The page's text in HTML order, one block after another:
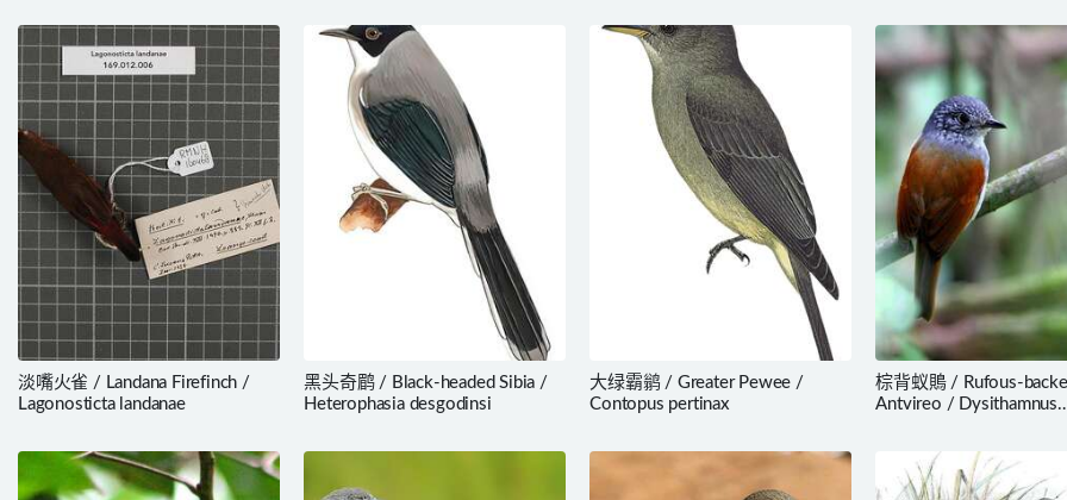
淡嘴火雀 / Landana Firefinch /
Lagonosticta landanae
黑头奇鹛 / Black-headed Sibia /
Heterophasia desgodinsi
大绿霸鹟 / Greater Pewee /
Contopus pertinax
棕背蚁鵙 / Rufous-
Antvireo / Dysithamnus